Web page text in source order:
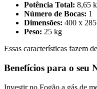
Potência Total: 8,65
Número de Bocas: 1
Dimensões: 400 x
Peso: 25 kg
Essas características fazem
Benefícios para o seu
Investir no Fogão a gás de